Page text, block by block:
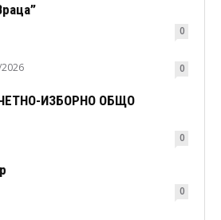
0
0
ИЗБОРНО ОБЩО
0
0